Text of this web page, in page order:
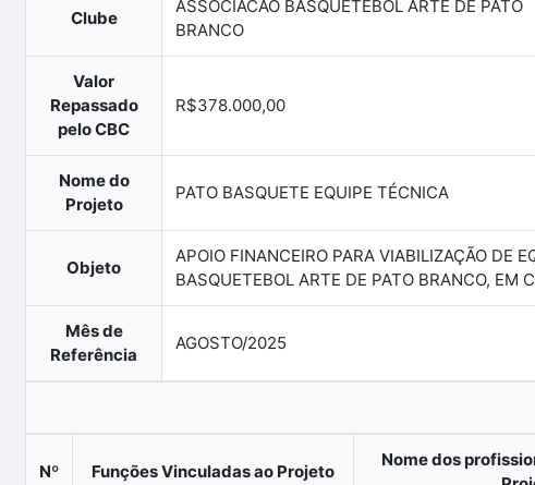
Clube
ASSOCIACAO BASQUETEBOL ARTE DE PATO
BRANCO
Valor
Repassado
pelo CBC
R$378.000,00
Nome do
Projeto
PATO BASQUETE EQUIPE TÉCNICA
Objeto
APOIO FINANCEIRO PARA VIABILIZAÇÃO DE
BASQUETEBOL ARTE DE PATO BRANCO, EM
Mês de
Referência
AGOSTO/2025
Nº Funções Vinculadas ao Projeto
Nome dos